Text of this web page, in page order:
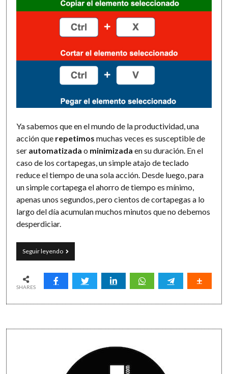
Ya sabemos que en el mundo de la productividad, una
acción que repetimos muchas veces es susceptible de
ser automatizada o minimizada en su duración. En el
caso de los cortapegas, un simple atajo de teclado
reduce el tiempo de una sola acción. Desde luego, para
un simple cortapega el ahorro de tiempo es mínimo,
apenas unos segundos, pero cientos de cortapegas a lo
largo del día acumulan muchos minutos que no debemos
desperdiciar.
Seguir leyendoEl
cortapega
de
broma
hecha
SHARES
Sidebar